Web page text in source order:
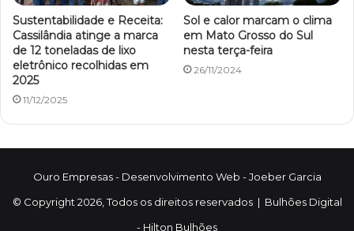
Sustentabilidade e Receita:
Cassilândia atinge a marca
de 12 toneladas de lixo
eletrônico recolhidas em
2025
11/12/2025
Sol e calor marcam o clima
em Mato Grosso do Sul
nesta terça-feira
26/11/2024
Ouro Empresas- Desenvolvimento Web -Joeber Garcia
© Copyright 2026, Todos os direitos reservados | Bulhões Digital
- Hilton Bulhões